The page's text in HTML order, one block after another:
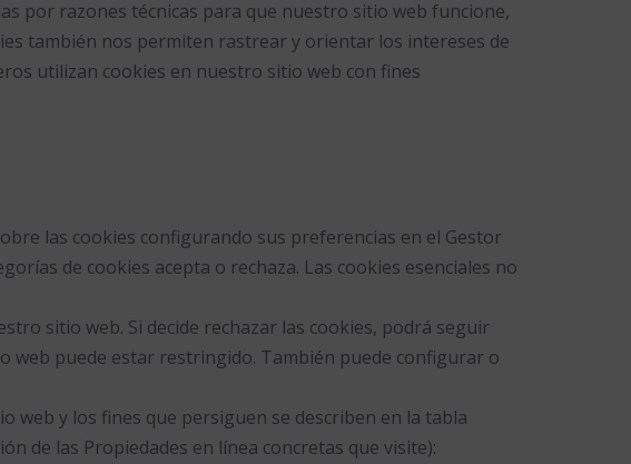
por razones técnicas para que nuestro sitio web funcione,
también nos permiten rastrear y orientar los intereses de
utilizan cookies en nuestro sitio web con fines
las cookies configurando sus preferencias en el Gestor
de cookies acepta o rechaza. Las cookies esenciales no
sitio web. Si decide rechazar las cookies, podrá seguir
web puede estar restringido. También puede configurar o
web y los fines que persiguen se describen en la tabla
de las Propiedades en línea concretas que visite):